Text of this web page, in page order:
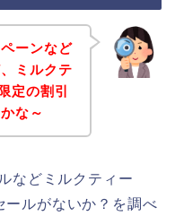
ーンなど
ミルクテ
定の割引
な～
などミルクティー
ールがないか？を調べ